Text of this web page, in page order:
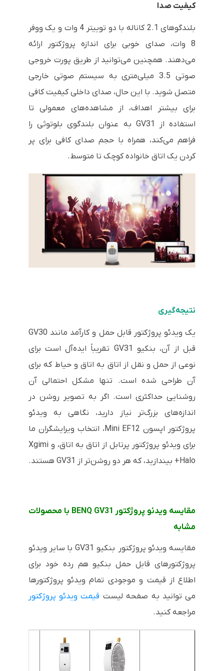
کیفیت صدا
بلندگوهای 2.1 کاناله با دو توییتر 4 وات و یک ووفر
8 وات، صدای خوبی برای اندازه پروژکتور ارائه
می‌دهند. همچنین می‌توانید از طریق پورت خروجی
صوتی 3.5 میلی‌متری به سیستم صوتی خارجی
متصل شوید. با این حال، صدای داخلی کیفیت کافی
برای بیشتر اهداف، از مشاهده‌های معمولی تا
استفاده از GV31 به عنوان بلندگوی بلوتوثی را
فراهم می‌کند، همراه با حجم صدای کافی برای پر
کردن یک اتاق خانواده کوچک تا متوسط.
نتیجه‌گیری
یک ویدئو پروژکتور قابل حمل و کارآمد مانند GV30
قبل از آن، بنکیو GV31 تقریباً ایده‌آل است برای
نوعی از حمل و نقل از اتاق به اتاق و حیاط که برای
آن طراحی شده است. تنها مشکل احتمالی آن
روشنایی حداکثری است. اگر به تصویر روشن در
اندازه‌های بزرگ‌تر نیاز دارید، نگاهی به ویدئو
پروژکتور اپسون Mini EF12، انتخاب ویرایشگران ما
برای ویدئو پروژکتور پرتابل از اتاق به اتاق، و Xgimi
Halo+ بیندازید، که هر دو روشن‌تر از GV31 هستند.
مقایسه ویدئو پروژکتور BENQ GV31 با محصولات
مشابه
مقایسه ویدئو پروژکتور بنکیو GV31 با سایر ویدئو
پروژکتورهای قابل حمل بنکیو هم رده خود برای
اطلاع از قیمت و موجودی تمام ویدئو پروژکتورها
می توانید به صفحه لیست قیمت ویدئو پروژکتور
مراجعه کنید.